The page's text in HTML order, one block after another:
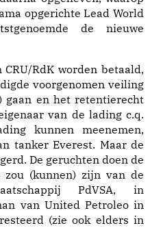
opgerichte Lead World
de nieuwe
RdK worden betaald,
voorgenomen veiling
gaan en het retentierecht
van de lading c.q.
kunnen meenemen,
tanker Everest. Maar de
De geruchten doen de
(kunnen) zijn van de
PdVSA, in
van United Petroleo in
(zie ook elders in